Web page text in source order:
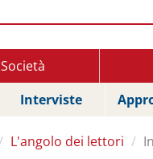
Società
Interviste
L'angolo dei lettori